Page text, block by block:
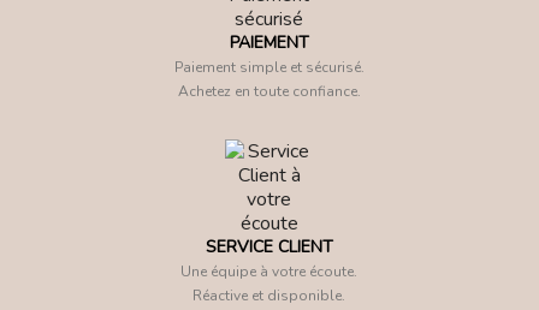
PAIEMENT
Paiement simple et sécurisé.
Achetez en toute confiance.
SERVICE CLIENT
Une équipe à votre écoute.
Réactive et disponible.